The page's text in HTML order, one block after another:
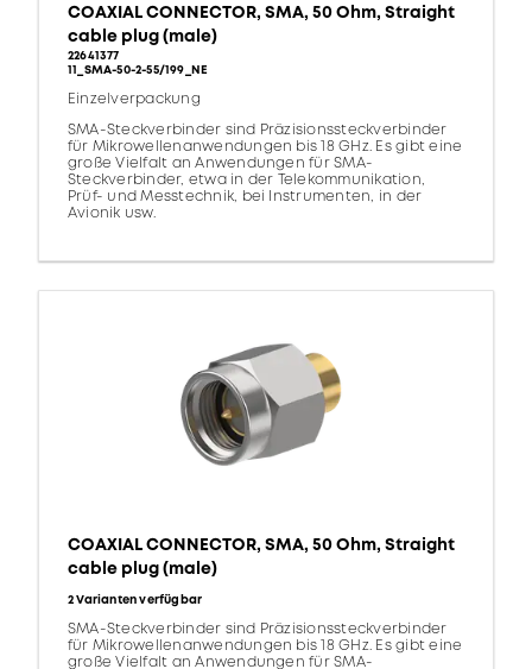
COAXIAL CONNECTOR, SMA, 50 Ohm, Straight
cable plug (male)
22641377
11_SMA-50-2-55/199_NE
Einzelverpackung
SMA-Steckverbinder sind Präzisionssteckverbinder
für Mikrowellenanwendungen bis 18 GHz. Es gibt eine
große Vielfalt an Anwendungen für SMA-
Steckverbinder, etwa in der Telekommunikation,
Prüf- und Messtechnik, bei Instrumenten, in der
Avionik usw.
COAXIAL CONNECTOR, SMA, 50 Ohm, Straight
cable plug (male)
2 Varianten verfügbar
SMA-Steckverbinder sind Präzisionssteckverbinder
für Mikrowellenanwendungen bis 18 GHz. Es gibt eine
große Vielfalt an Anwendungen für SMA-